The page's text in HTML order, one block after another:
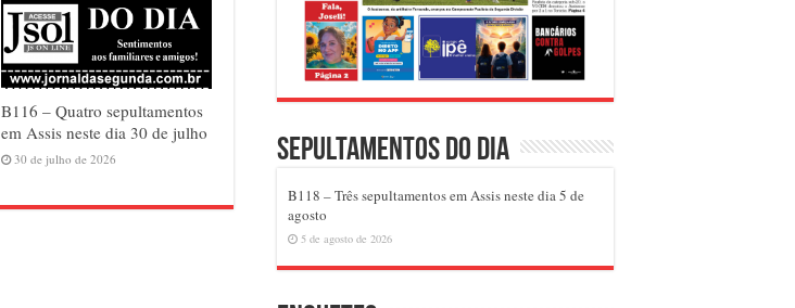
B116 – Quatro sepultamentos
em Assis neste dia 30 de julho
30 de julho de 2026 Sepultamentos do dia
B118 – Três sepultamentos em Assis neste dia 5 de
agosto
5 de agosto de 2026